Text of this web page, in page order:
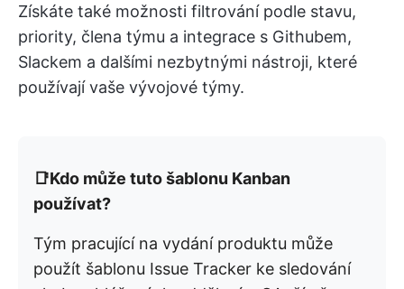
Získáte také možnosti filtrování podle stavu,
priority, člena týmu a integrace s Githubem,
Slackem a dalšími nezbytnými nástroji, které
používají vaše vývojové týmy.
📑Kdo může tuto šablonu Kanban
používat?
Tým pracující na vydání produktu může
použít šablonu Issue Tracker ke sledování